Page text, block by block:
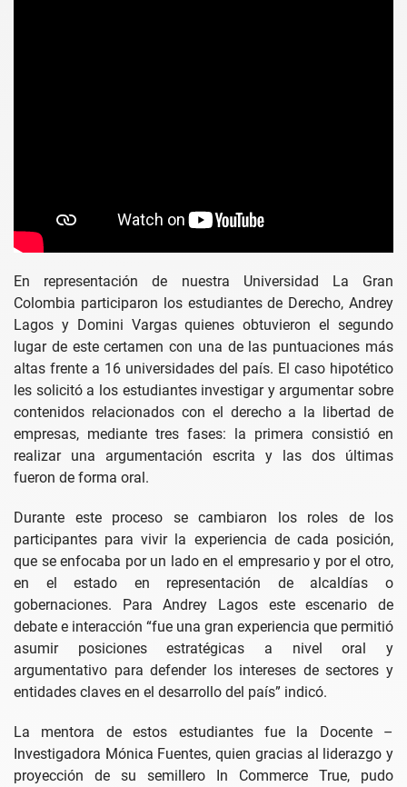
En representación de nuestra Universidad La Gran
Colombia participaron los estudiantes de Derecho, Andrey
Lagos y Domini Vargas quienes obtuvieron el segundo
lugar de este certamen con una de las puntuaciones más
altas frente a 16 universidades del país. El caso hipotético
les solicitó a los estudiantes investigar y argumentar sobre
contenidos relacionados con el derecho a la libertad de
empresas, mediante tres fases: la primera consistió en
realizar una argumentación escrita y las dos últimas
fueron de forma oral.
Durante este proceso se cambiaron los roles de los
participantes para vivir la experiencia de cada posición,
que se enfocaba por un lado en el empresario y por el otro,
en el estado en representación de alcaldías o
gobernaciones. Para Andrey Lagos este escenario de
debate e interacción “fue una gran experiencia que permitió
asumir posiciones estratégicas a nivel oral y
argumentativo para defender los intereses de sectores y
entidades claves en el desarrollo del país” indicó.
La mentora de estos estudiantes fue la Docente –
Investigadora Mónica Fuentes, quien gracias al liderazgo y
proyección de su semillero In Commerce True, pudo